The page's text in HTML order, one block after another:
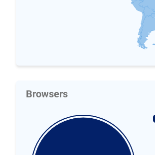
Browsers